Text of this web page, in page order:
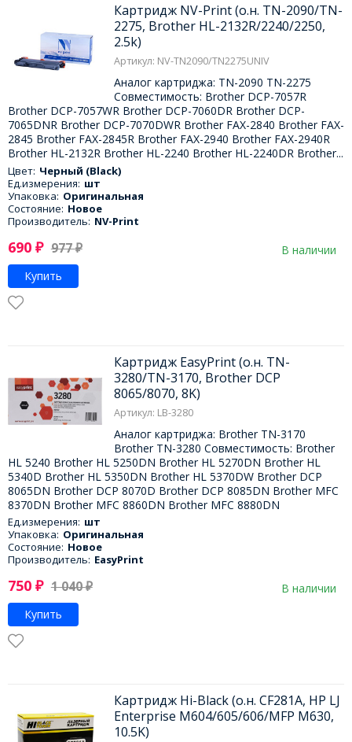
Картридж NV-Print (о.н. TN-2090/TN-
2275, Brother HL-2132R/2240/2250,
2.5k)
Артикул: NV-TN2090/TN2275UNIV
Аналог картриджа: TN-2090 TN-2275
Совместимость: Brother DCP-7057R
Brother DCP-7057WR Brother DCP-7060DR Brother DCP-
7065DNR Brother DCP-7070DWR Brother FAX-2840 Brother FAX-
2845 Brother FAX-2845R Brother FAX-2940 Brother FAX-2940R
Brother HL-2132R Brother HL-2240 Brother HL-2240DR Brother...
Цвет: Черный (Black)
Ед.измерения: шт
Упаковка: Оригинальная
Состояние: Новое
Производитель: NV-Print
690 ₽ 977₽
В наличии
Купить
Картридж EasyPrint (о.н. TN-
3280/TN-3170, Brother DCP
8065/8070, 8K)
Артикул: LB-3280
Аналог картриджа: Brother TN-3170
Brother TN-3280 Совместимость: Brother
HL 5240 Brother HL 5250DN Brother HL 5270DN Brother HL
5340D Brother HL 5350DN Brother HL 5370DW Brother DCP
8065DN Brother DCP 8070D Brother DCP 8085DN Brother MFC
8370DN Brother MFC 8860DN Brother MFC 8880DN
Ед.измерения: шт
Упаковка: Оригинальная
Состояние: Новое
Производитель: EasyPrint
750 ₽ 1 040₽
В наличии
Купить
Картридж Hi-Black (о.н. CF281A, HP LJ
Enterprise M604/605/606/MFP M630,
10.5K)